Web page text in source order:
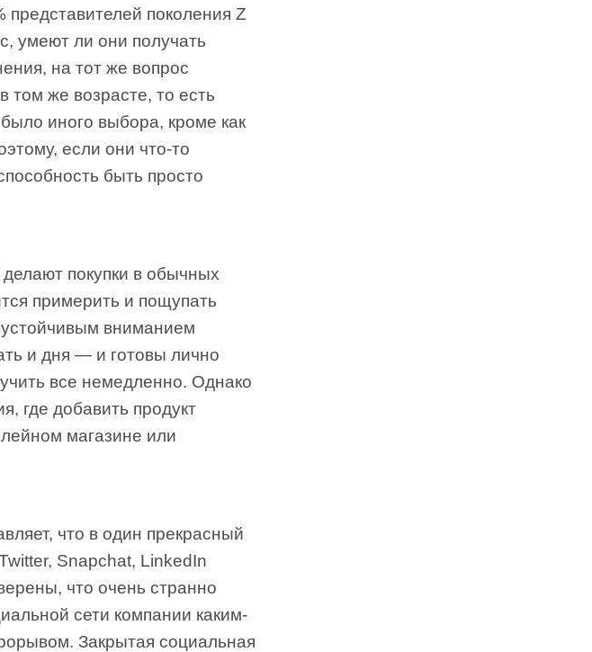
поколения Z
умеют ли они получать
на тот же вопрос
том же возрасте, то есть
иного выбора, кроме как
если они что-то
быть просто
покупки в обычных
примерить и пощупать
вниманием
и дня — и готовы лично
все немедленно. Однако
где добавить продукт
магазине или
что в один прекрасный
Snapchat, LinkedIn
что очень странно
сети компании каким-
Закрытая социальная